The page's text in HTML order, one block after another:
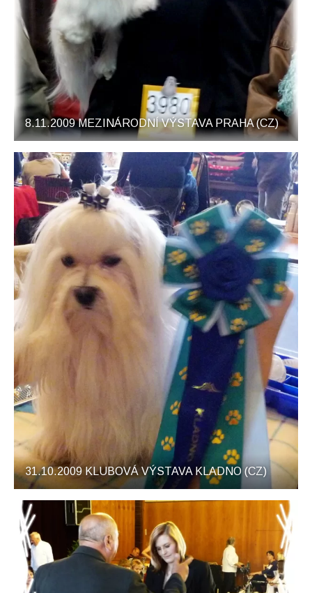
8.11.2009 MEZINÁRODNÍ VÝSTAVA PRAHA (CZ)
31.10.2009 KLUBOVÁ VÝSTAVA KLADNO (CZ)